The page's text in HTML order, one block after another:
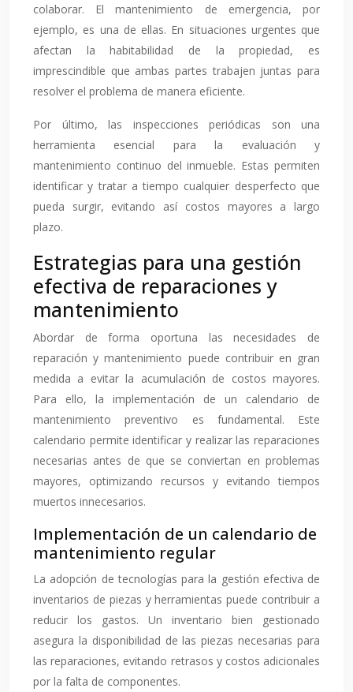
colaborar. El mantenimiento de emergencia, por
ejemplo, es una de ellas. En situaciones urgentes que
afectan la habitabilidad de la propiedad, es
imprescindible que ambas partes trabajen juntas para
resolver el problema de manera eficiente.
Por último, las inspecciones periódicas son una
herramienta esencial para la evaluación y
mantenimiento continuo del inmueble. Estas permiten
identificar y tratar a tiempo cualquier desperfecto que
pueda surgir, evitando así costos mayores a largo
plazo.
Estrategias para una gestión
efectiva de reparaciones y
mantenimiento
Abordar de forma oportuna las necesidades de
reparación y mantenimiento puede contribuir en gran
medida a evitar la acumulación de costos mayores.
Para ello, la implementación de un calendario de
mantenimiento preventivo es fundamental. Este
calendario permite identificar y realizar las reparaciones
necesarias antes de que se conviertan en problemas
mayores, optimizando recursos y evitando tiempos
muertos innecesarios.
Implementación de un calendario de
mantenimiento regular
La adopción de tecnologías para la gestión efectiva de
inventarios de piezas y herramientas puede contribuir a
reducir los gastos. Un inventario bien gestionado
asegura la disponibilidad de las piezas necesarias para
las reparaciones, evitando retrasos y costos adicionales
por la falta de componentes.